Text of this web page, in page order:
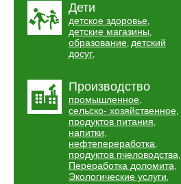
Дети
детское здоровье,
детские магазины,
образование, детский
досуг,
Производство
промышленное,
сельско- хозяйственное,
продуктов питания,
напитки,
нефтепереработка,
продуктов пчеловодства,
Переработка доломита,
Экологические услуги,